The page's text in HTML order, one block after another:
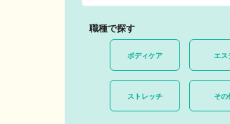
職種で探す
ボディケア エス
ストレッチ その